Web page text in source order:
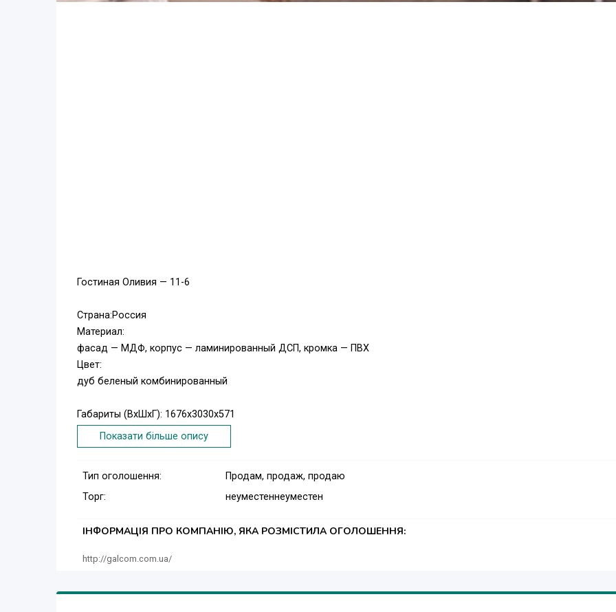
Гостиная Оливия — 11-6
Страна:Россия
Материал:
фасад — МДФ, корпус — ламинированный ДСП, кромка — ПВХ
Цвет:
дуб беленый комбинированный
Габариты (ВхШхГ): 1676х3030х571
В комплект входит:
тв тумба 306-1ед.
полка 306-1ед.
шкаф 315-1ед.
Модульная мебель для гостиной Оливия безусловно украсит и подчеркнет эксклюзивность и элегантность
Показати більше опису
Тип оголошення:
Продам, продаж, продаю
Торг:
неуместеннеуместен
ІНФОРМАЦІЯ ПРО КОМПАНІЮ, ЯКА РОЗМІСТИЛА ОГОЛОШЕННЯ:
http://galcom.com.ua/